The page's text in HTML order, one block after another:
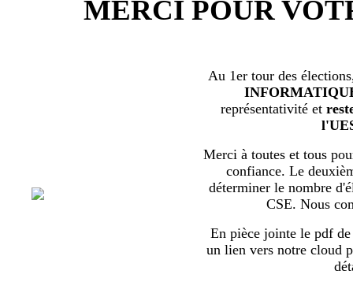
MERCI POUR
Au 1er tour des
représentativité et
Merci à toutes et tous
confiance. Le
déterminer le nombre
CSE. Nous
En pièce jointe le pdf de
un lien vers notre cloud